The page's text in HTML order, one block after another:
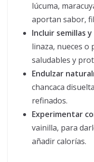
lúcuma,
aportan sabor,
Incluir semillas
linaza, nueces o
saludables y
Endulzar
chancaca
refinados.
Experimentar
vainilla, para
añadir calorías.